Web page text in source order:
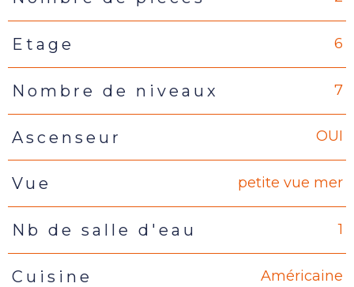
Etage 6
Nombre de niveaux 7
Ascenseur OUI
Vue petite vue mer
Nb de salle d'eau 1
Cuisine Américaine